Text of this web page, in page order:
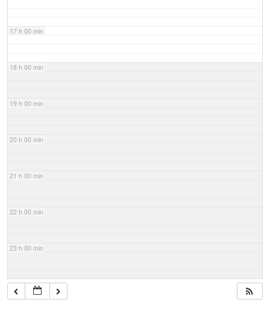
17 h 00 min
18 h 00 min
19 h 00 min
20 h 00 min
21 h 00 min
22 h 00 min
23 h 00 min